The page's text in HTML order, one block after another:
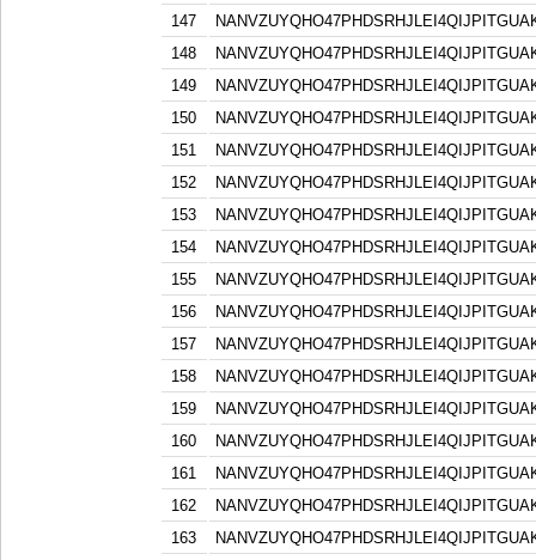
147
148
149
150
151
152
153
154
155
156
157
158
159
160
161
162
163